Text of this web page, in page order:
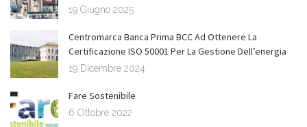
19 Giugno 2025
Centromarca Banca Prima BCC Ad Ottenere La
Certificazione ISO 50001 Per La Gestione Dell’energia
19 Dicembre 2024
Fare Sostenibile
6 Ottobre 2022